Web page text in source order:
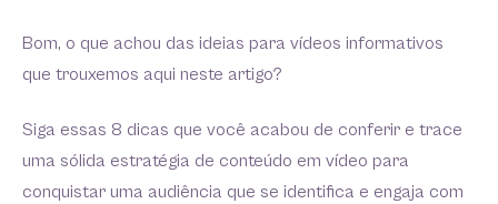
Bom, o que achou das ideias para vídeos informativos
que trouxemos aqui neste artigo?
Siga essas 8 dicas que você acabou de conferir e trace
uma sólida estratégia de conteúdo em vídeo para
conquistar uma audiência que se identifica e engaja com